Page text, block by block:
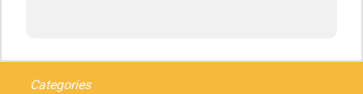
Categories